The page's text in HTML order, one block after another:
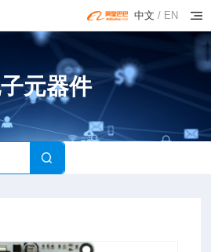
中文 / EN
元器件